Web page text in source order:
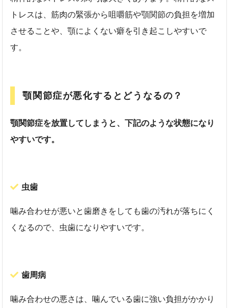
トレスは、筋肉の緊張から咀嚼筋や顎関節の負担を増加
させることや、顎によくない癖を引き起こしやすいで
す。
顎関節症が悪化するとどうなるの？
顎関節症を放置してしまうと、下記のような状態になり
やすいです。
虫歯
噛み合わせが悪いと歯磨きをしても歯の汚れが落ちにく
くなるので、虫歯になりやすいです。
歯周病
噛み合わせの悪さは、噛んでいる歯に強い負担がかかり